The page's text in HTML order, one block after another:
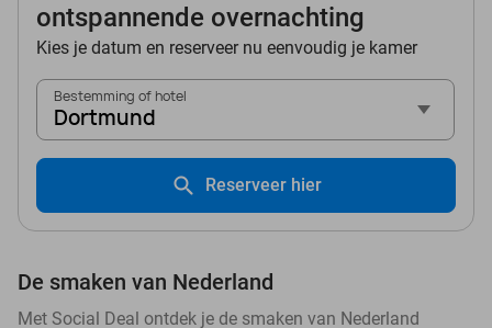
ontspannende overnachting
Kies je datum en reserveer nu eenvoudig je kamer
Bestemming of hotel
Dortmund
Reserveer hier
De smaken van Nederland
Met Social Deal ontdek je de smaken van Nederland